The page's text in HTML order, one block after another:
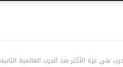
على غزة الأكثر منذ الحرب العالمية الثانية